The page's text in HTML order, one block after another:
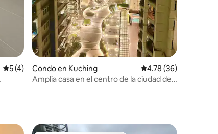
Calificación promedio: 5 de 5, 4 reseñas
5 (4)
Condo en Kuching Calificación
4.78 (36)
Amplia casa en el centro de la ciudad de